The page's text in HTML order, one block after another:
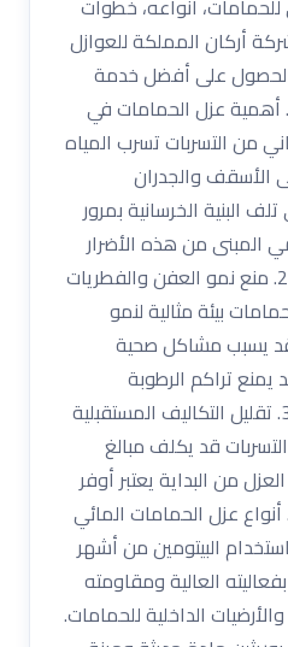
أنواعه، خطوات
أركان المملكة للعوازل
على أفضل خدمة
أهمية عزل الحمامات في
من التسربات تسرب المياه
الأسقف والجدران
البنية الخرسانية بمرور
المبنى من هذه الأضرار
ويطيل عمره الافتراضي. 2. منع نمو العفن والفطريات
بيئة مثالية لنمو
يسبب مشاكل صحية
يمنع تراكم الرطوبة
ويحافظ على بيئة صحية. 3. تقليل التكاليف المستقبلية
قد يكلف مبالغ
من البداية يعتبر أوفر
عزل الحمامات المائي
البيتومين من أشهر
العالية ومقاومته
الداخلية للحمامات.